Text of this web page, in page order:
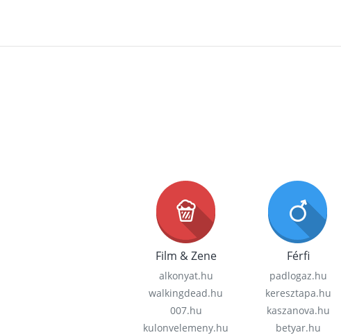
Film & Zene
alkonyat.hu
walkingdead.hu
007.hu
kulonvelemeny.hu
Férfi
padlogaz.hu
keresztapa.hu
kaszanova.hu
betyar.hu